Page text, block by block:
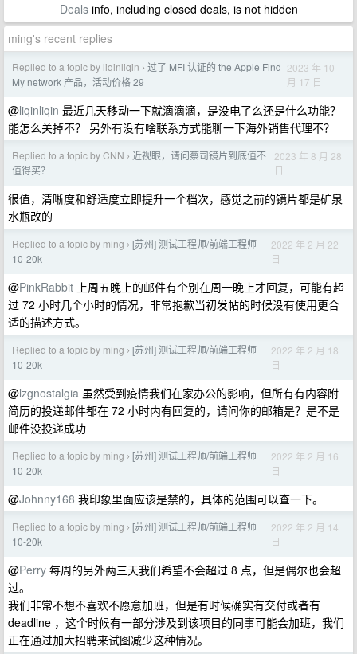
Dealsinfo, including closed deals, is not hidden
ming's recent replies
Replied to a topic by liqinliqin › 过了 MFI 认证的 the Apple Find
My network 产品，活动价格 29
2023 年 10
月 17 日
@liqinliqin 最近几天移动一下就滴滴滴，是没电了么还是什么功能？
能怎么关掉不？ 另外有没有啥联系方式能聊一下海外销售代理不？
Replied to a topic by CNN › 近视眼，请问蔡司镜片到底值不
值得买？
2023 年 8 月 28
日
很值，清晰度和舒适度立即提升一个档次，感觉之前的镜片都是矿泉
水瓶改的
Replied to a topic by ming › [苏州] 测试工程师/前端工程师
10-20k
2022 年 2 月 22
日
@PinkRabbit 上周五晚上的邮件有个别在周一晚上才回复，可能有超
过 72 小时几个小时的情况，非常抱歉当初发帖的时候没有使用更合
适的描述方式。
Replied to a topic by ming › [苏州] 测试工程师/前端工程师
10-20k
2022 年 2 月 18
日
@lzgnostalgia 虽然受到疫情我们在家办公的影响，但所有有内容附
简历的投递邮件都在 72 小时内有回复的，请问你的邮箱是？是不是
邮件没投递成功
Replied to a topic by ming › [苏州] 测试工程师/前端工程师
10-20k
2022 年 2 月 16
日
@Johnny168 我印象里面应该是禁的，具体的范围可以查一下。
Replied to a topic by ming › [苏州] 测试工程师/前端工程师
10-20k
2022 年 2 月 14
日
@Perry 每周的另外两三天我们希望不会超过 8 点，但是偶尔也会超
过。
我们非常不想不喜欢不愿意加班，但是有时候确实有交付或者有
deadline ，这个时候有一部分涉及到该项目的同事可能会加班，我们
正在通过加大招聘来试图减少这种情况。